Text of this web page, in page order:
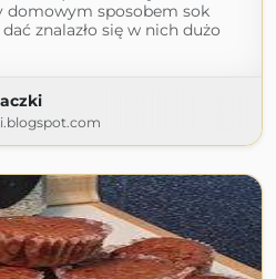
domowym sposobem sok
znalazło się w nich dużo